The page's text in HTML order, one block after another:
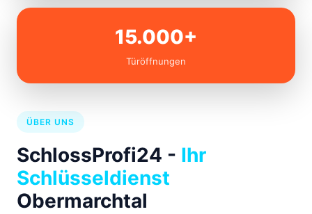
15.000+
Türöffnungen
ÜBER UNS
SchlossProfi24 - Ihr
Schlüsseldienst
Obermarchtal